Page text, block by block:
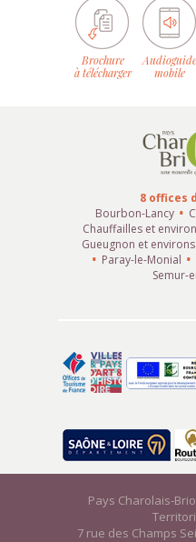
Brochure
à télécharger
Audioguide
mobile
8 offices
Bourbon-Lancy
Chauffailles et
Gueugnon et environs
Paray-le-Monial
Semur-
Pays Charolais-
7 rue des Champs